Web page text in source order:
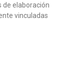
de elaboración
vinculadas